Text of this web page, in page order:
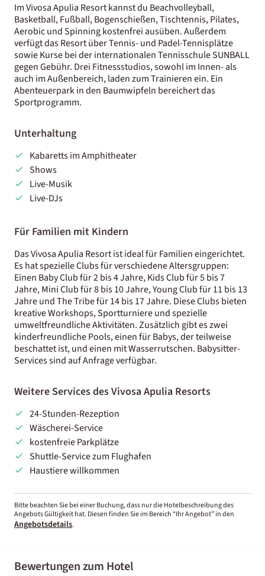
Im Vivosa Apulia Resort kannst du Beachvolleyball,
Basketball, Fußball, Bogenschießen, Tischtennis, Pilates,
Aerobic und Spinning kostenfrei ausüben. Außerdem
verfügt das Resort über Tennis- und Padel-Tennisplätze
sowie Kurse bei der internationalen Tennisschule SUNBALL
gegen Gebühr. Drei Fitnessstudios, sowohl im Innen- als
auch im Außenbereich, laden zum Trainieren ein. Ein
Abenteuerpark in den Baumwipfeln bereichert das
Sportprogramm.
Unterhaltung
Kabaretts im Amphitheater
Shows
Live-Musik
Live-DJs
Für Familien mit Kindern
Das Vivosa Apulia Resort ist ideal für Familien eingerichtet.
Es hat spezielle Clubs für verschiedene Altersgruppen:
Einen Baby Club für 2 bis 4 Jahre, Kids Club für 5 bis 7
Jahre, Mini Club für 8 bis 10 Jahre, Young Club für 11 bis 13
Jahre und The Tribe für 14 bis 17 Jahre. Diese Clubs bieten
kreative Workshops, Sportturniere und spezielle
umweltfreundliche Aktivitäten. Zusätzlich gibt es zwei
kinderfreundliche Pools, einen für Babys, der teilweise
beschattet ist, und einen mit Wasserrutschen. Babysitter-
Services sind auf Anfrage verfügbar.
Weitere Services des Vivosa Apulia Resorts
24-Stunden-Rezeption
Wäscherei-Service
kostenfreie Parkplätze
Shuttle-Service zum Flughafen
Haustiere willkommen
Bitte beachten Sie bei einer Buchung, dass nur die Hotelbeschreibung des
Angebots Gültigkeit hat. Diesen finden Sie im Bereich “Ihr Angebot” in den
Angebotsdetails.
Bewertungen zum Hotel